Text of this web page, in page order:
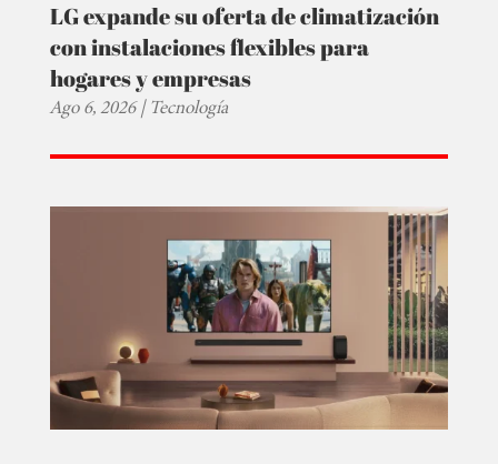
LG expande su oferta de climatización
con instalaciones flexibles para
hogares y empresas
Ago 6, 2026|Tecnología